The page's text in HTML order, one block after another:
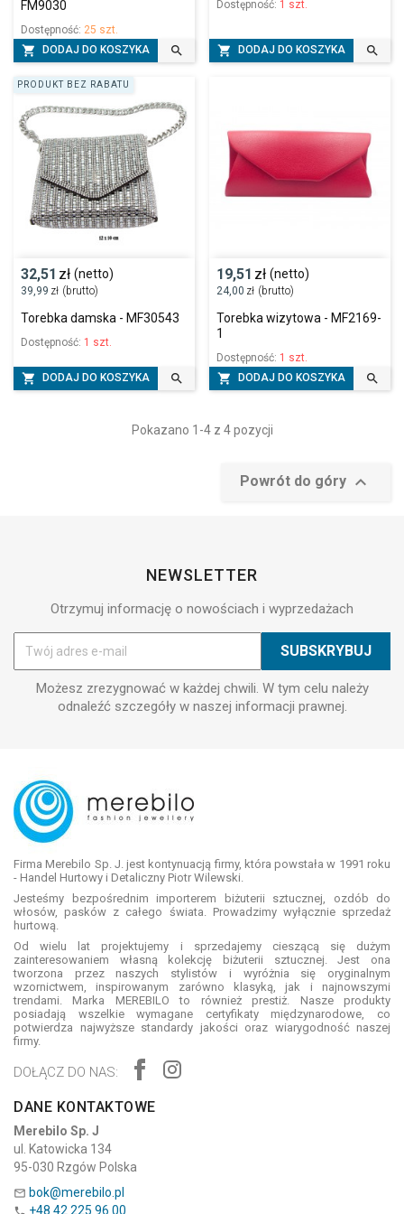
FM9030
Dostępność: 25 szt.
 DODAJ DO KOSZYKA 
Dostępność: 1 szt.
 DODAJ DO KOSZYKA 
32,51 zł (netto)
39,99 zł (brutto)
Torebka damska - MF30543
Dostępność: 1 szt.
 DODAJ DO KOSZYKA 
PRODUKT BEZ RABATU
19,51 zł (netto)
24,00 zł (brutto)
Torebka wizytowa - MF2169-
1
Dostępność: 1 szt.
 DODAJ DO KOSZYKA 
Pokazano 1-4 z 4 pozycji
Powrót do góry 
NEWSLETTER
Otrzymuj informację o nowościach i wyprzedażach
Możesz zrezygnować w każdej chwili. W tym celu należy
odnaleźć szczegóły w naszej informacji prawnej.
Firma Merebilo Sp. J. jest kontynuacją firmy, która powstała w 1991 roku
- Handel Hurtowy i Detaliczny Piotr Wilewski.
Jesteśmy bezpośrednim importerem biżuterii sztucznej, ozdób do
włosów, pasków z całego świata. Prowadzimy wyłącznie sprzedaż
hurtową.
Od wielu lat projektujemy i sprzedajemy cieszącą się dużym
zainteresowaniem własną kolekcję biżuterii sztucznej. Jest ona
tworzona przez naszych stylistów i wyróżnia się oryginalnym
wzornictwem, inspirowanym zarówno klasyką, jak i najnowszymi
trendami. Marka MEREBILO to również prestiż. Nasze produkty
posiadają wszelkie wymagane certyfikaty międzynarodowe, co
potwierdza najwyższe standardy jakości oraz wiarygodność naszej
firmy.
DOŁĄCZ DO NAS:
DANE KONTAKTOWE
Merebilo Sp. J
ul. Katowicka 134
95-030 Rzgów Polska
 bok@merebilo.pl
+48 42 225 96 00